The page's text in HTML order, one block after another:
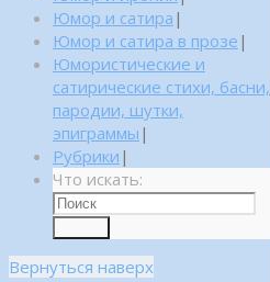
Юмор и сатира |
Юмор и сатира в прозе |
Юмористические и
сатирические стихи, басни,
пародии, шутки,
эпиграммы |
Рубрики |
Что искать:
Вернуться наверх